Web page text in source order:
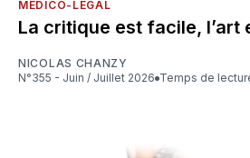
MÉDICO-LÉGAL
La critique est facile, l’art
NICOLAS CHANZY
N°355 - Juin / Juillet 2026
Temps de